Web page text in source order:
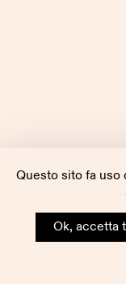
Questo sito fa
Ok, accetta